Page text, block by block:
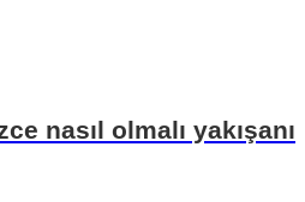
nasıl olmalı yakışanı